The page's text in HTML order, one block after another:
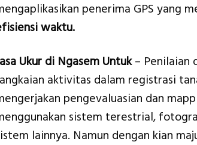
penerima GPS yang
waktu.
Ukur di Ngasem Untuk– Penilaian
aktivitas dalam registrasi
pengevaluasian dan
sistem terestrial,
lainnya. Namun dengan kian